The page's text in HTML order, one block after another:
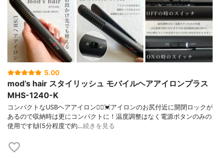
5.00
mod’s hair スタイリッシュ モバイルヘアアイロンプラス
MHS-1240-K
コンパクトなUSBヘアアイロン🙆‍♀️💓アイロンのお尻付近に開閉ロックが
あるので収納時は更にコンパクトに！温度調整はなく電源ボタンのみの
使用です🙌(5分程度で約…続きを見る